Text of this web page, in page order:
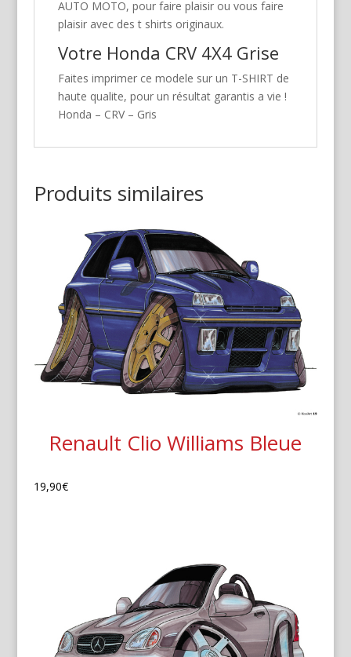
AUTO MOTO, pour faire plaisir ou vous faire
plaisir avec des t shirts originaux.
Votre Honda CRV 4X4 Grise
Faites imprimer ce modele sur un T-SHIRT de
haute qualite, pour un résultat garantis a vie !
Honda – CRV – Gris
Produits similaires
Renault Clio Williams Bleue
19,90€